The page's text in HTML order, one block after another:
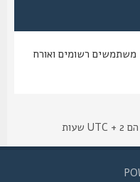
רשומים ואורח